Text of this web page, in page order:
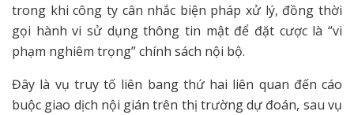
trong khi công ty cân nhắc biện pháp xử lý, đồng thời
gọi hành vi sử dụng thông tin mật để đặt cược là “vi
phạm nghiêm trọng” chính sách nội bộ.
Đây là vụ truy tố liên bang thứ hai liên quan đến cáo
buộc giao dịch nội gián trên thị trường dự đoán, sau vụ